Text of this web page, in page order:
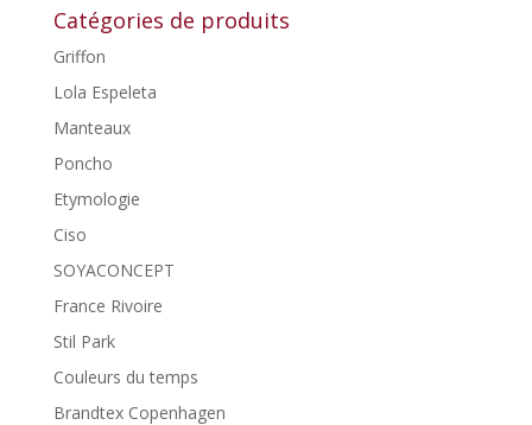
Catégories de produits
Griffon
Lola Espeleta
Manteaux
Poncho
Etymologie
Ciso
SOYACONCEPT
France Rivoire
Stil Park
Couleurs du temps
Brandtex Copenhagen